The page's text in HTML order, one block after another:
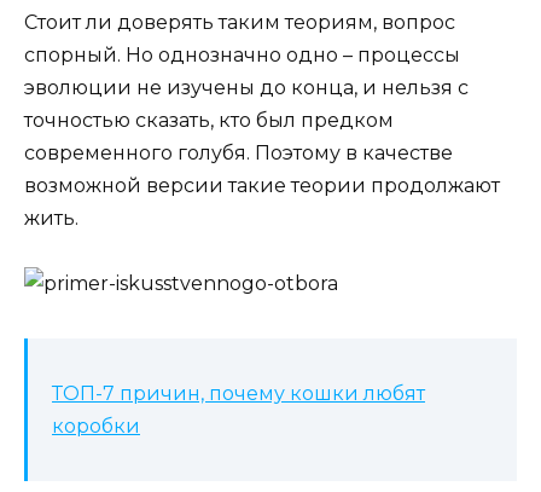
Стоит ли доверять таким теориям, вопрос
спорный. Но однозначно одно – процессы
эволюции не изучены до конца, и нельзя с
точностью сказать, кто был предком
современного голубя. Поэтому в качестве
возможной версии такие теории продолжают
жить.
ТОП-7 причин, почему кошки любят
коробки